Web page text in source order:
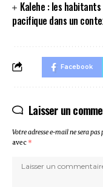
Kalehe : les
pacifique dans un
Facebook
Laisser un
Votre adresse e-mail ne sera pas
avec *